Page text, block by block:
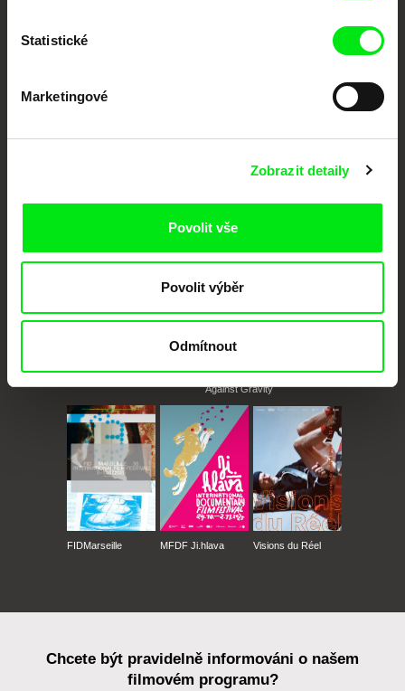
Statistické
Marketingové
Zobrazit detaily
Povolit vše
Povolit výběr
Odmítnout
posouvat hranice dokumentárního filmu, propagovat jeho rozmanitost a
podporovat kvalitní autorské filmy.
CPH:DOX Doclisboa
Millennium Docs
Against Gravity
DOK Leipzig
FIDMarseille MFDF Ji.hlava Visions du Réel
Chcete být pravidelně informováni o našem
filmovém programu?